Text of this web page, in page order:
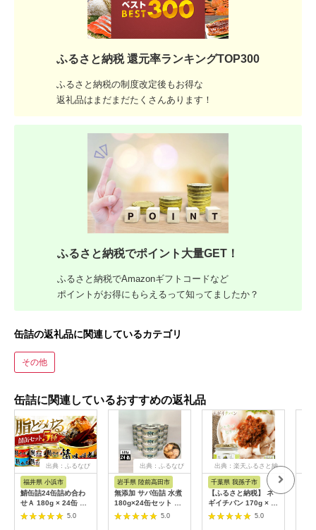
ふるさと納税 還元率ランキングTOP300
ふるさと納税の制度改定後もお得な
返礼品はまだまだたくさんあります！
ふるさと納税でポイント大量GET！
ふるさと納税でAmazonギフトコードなど
ポイントがお得にもらえるって知ってましたか？
缶詰の返礼品に関連しているカテゴリ
その他
缶詰に関連しているおすすめの返礼品
出典：ふるなび
福井県 小浜市
鯖缶詰24缶詰め合わ
せＡ 180g × 24缶 ｜
鯖 サバ さば 鯖缶 サ
バ缶 さば缶 鯖缶詰 サ
5.0
出典：ふるなび
岩手県 陸前高田市
無添加 サバ缶詰 水煮
180g×24缶セット 【
高評価 料理 ギフト 贈
答品 備蓄 防災 食料
5.0
出典：楽天ふるさと納
千葉県 我孫子市
【ふるさと納税】 ネ
ギイチバン 170g × 5
個 株式会社風土食房
《30日以内に出荷予
5.0